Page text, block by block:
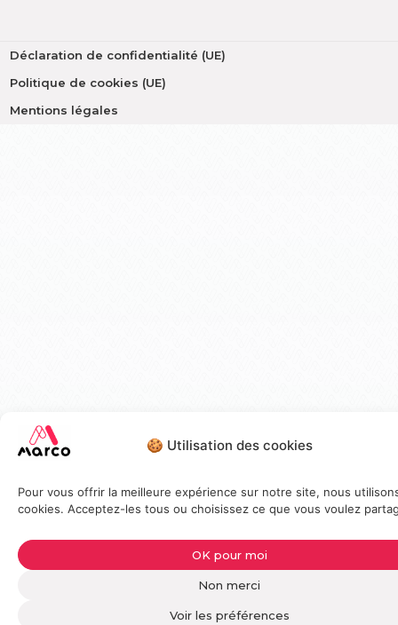
🍪 Utilisation des cookies
Pour vous offrir la meilleure expérience sur notre site, nous
cookies. Acceptez-les tous ou choisissez ce que vous voulez
OK pour moi
Non merci
Voir les préférences
Déclaration de confidentialité (UE)
Politique de cookies (UE)
Mentions légales